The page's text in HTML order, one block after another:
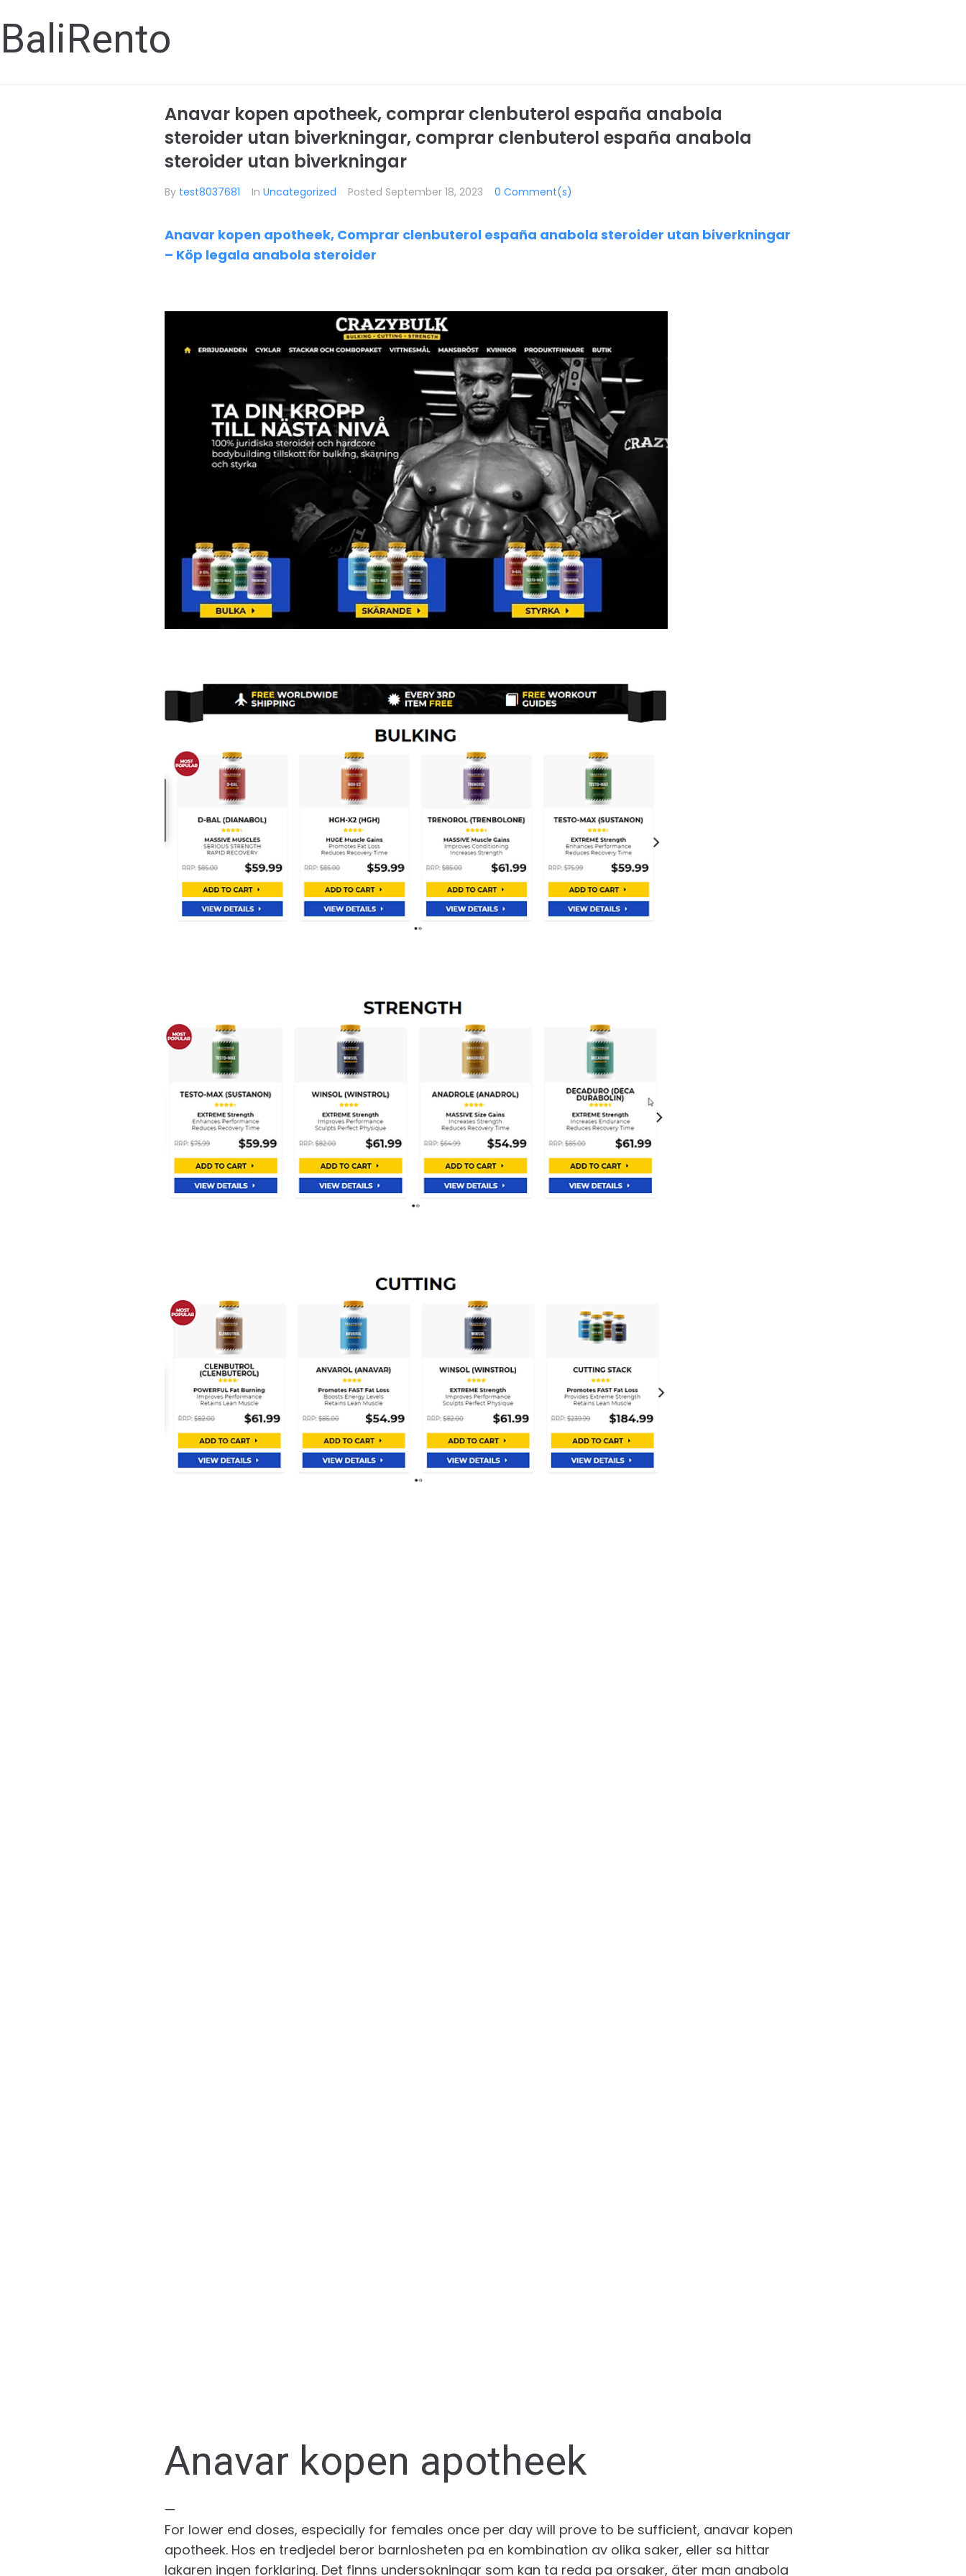
BaliRento
Anavar kopen apotheek, comprar clenbuterol españa anabola
steroider utan biverkningar, comprar clenbuterol españa anabola
steroider utan biverkningar
By test8037681 In Uncategorized Posted September 18, 2023 0 Comment(s)
Anavar kopen apotheek, Comprar clenbuterol españa anabola steroider utan biverkningar
– Köp legala anabola steroider
Anavar kopen apotheek
—
For lower end doses, especially for females once per day will prove to be sufficient, anavar kopen
apotheek. Hos en tredjedel beror barnlosheten pa en kombination av olika saker, eller sa hittar
lakaren ingen forklaring. Det finns undersokningar som kan ta reda pa orsaker, äter man anabola